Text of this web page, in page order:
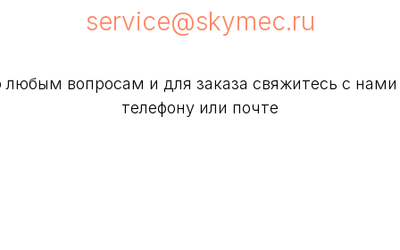
service@skymec.ru
любым вопросам и для заказа свяжитесь с нами
телефону или почте